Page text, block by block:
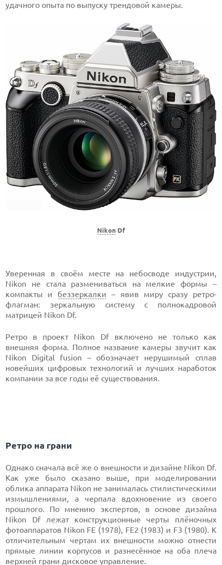
удачного опыта по выпуску трендовой камеры.
Nikon Df
Уверенная в своём месте на небосводе индустрии,
Nikon не стала размениваться на мелкие формы –
компакты и беззеркалки – явив миру сразу ретро-
флагман: зеркальную систему с полнокадровой
матрицей Nikon Df.
Ретро в проект Nikon Df включено не только как
внешняя форма. Полное название камеры звучит как
Nikon Digital fusion – обозначает нерушимый сплав
новейших цифровых технологий и лучших наработок
компании за все годы её существования.
Ретро на грани
Однако сначала всё же о внешности и дизайне Nikon Df.
Как уже было сказано выше, при моделировании
облика аппарата Nikon не занималась стилистическими
измышлениями, а черпала вдохновение из своего
прошлого. По мнению экспертов, в основе дизайна
Nikon Df лежат конструкционные черты плёночных
фотоаппаратов Nikon FE (1978), FE2 (1983) и F3 (1980). К
отличительным чертам их внешности можно отнести
прямые линии корпусов и разнесённое на оба плеча
верхней грани дисковое управление.